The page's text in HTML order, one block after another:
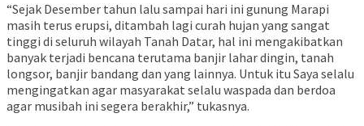
“Sejak Desember tahun lalu sampai hari ini gunung Marapi
masih terus erupsi, ditambah lagi curah hujan yang sangat
tinggi di seluruh wilayah Tanah Datar, hal ini mengakibatkan
banyak terjadi bencana terutama banjir lahar dingin, tanah
longsor, banjir bandang dan yang lainnya. Untuk itu Saya selalu
mengingatkan agar masyarakat selalu waspada dan berdoa
agar musibah ini segera berakhir,” tukasnya.